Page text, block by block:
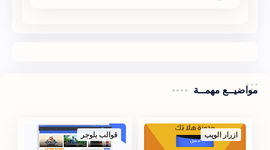
مواضيــع مهمــة
ازرار الويب قوالب بلوجر